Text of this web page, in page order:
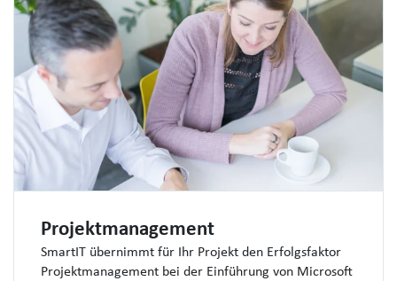
Projektmanagement
SmartIT übernimmt für Ihr Projekt den Erfolgsfaktor
Projektmanagement bei der Einführung von Microsoft